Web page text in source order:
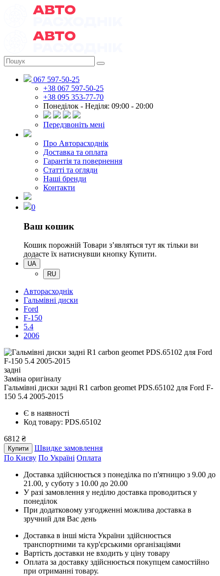
067 597-50-25
+38 067 597-50-25
+38 095 353-77-70
Понеділок - Неділя: 09:00 - 20:00
Передзвоніть мені
Про Авторасходнік
Доставка та оплата
Гарантія та повернення
Статті та огляди
Наші бренди
Контакти
0
Ваш кошик
Кошик порожній Товари зʼявляться тут як тільки ви
додасте їх натиснувши кнопку Купити.
UA
RU
Авторасходнік
Гальмівні диски
Ford
F-150
5.4
2006
задні
Заміна оригіналу
Гальмівні диски задні R1 carbon geomet PDS.65102 для Ford F-
150 5.4 2005-2015
Є в наявності
Код товару: PDS.65102
6812 ₴
Купити
Швидке замовлення
По Києву По Україні Оплата
Доставка здійснюється з понеділка по п'ятницю з 9.00 до
21.00, у суботу з 10.00 до 20.00
У разі замовлення у неділю доставка проводиться у
понеділок
При додатковому узгодженні можлива доставка в
зручний для Вас день
Доставка в інші міста України здійснюється
транспортними та кур'єрськими організаціями
Вартість доставки не входить у ціну товару
Оплата за доставку здійснюється покупцем самостійно
при отриманні товару.